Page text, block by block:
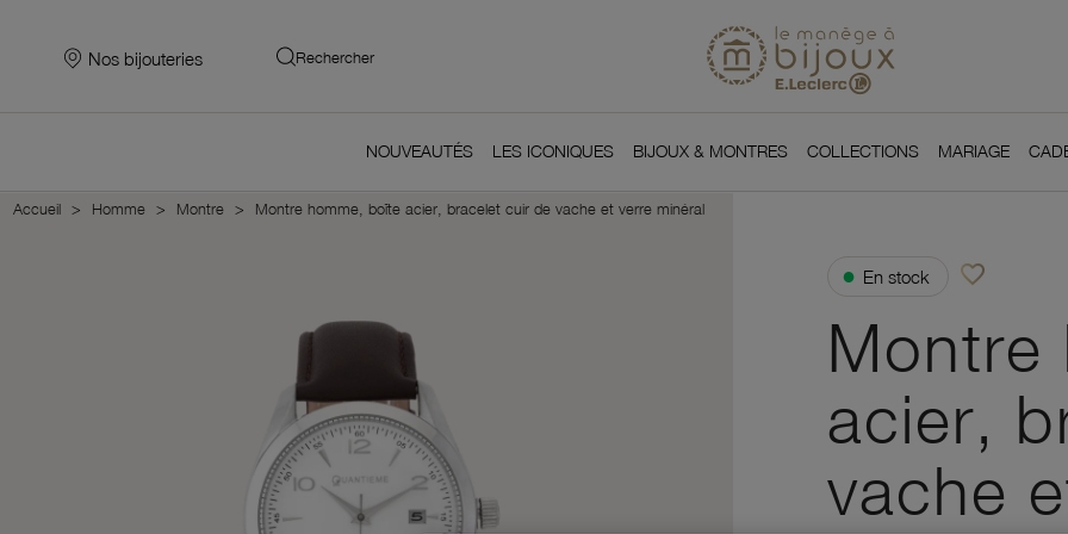
Nos bijouteries Rechercher
NOUVEAUTÉS LES ICONIQUES BIJOUX & MONTRES COLLECTIONS MARIAGE
Accueil Homme Montre Montre homme, boîte acier, bracelet cuir de vache et verre minéral
● En stock favorite_borderAjouter à vos
Montre
acier,
vache